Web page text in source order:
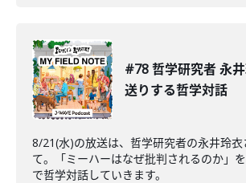
#78 哲学研究者 永
送りする哲学対話
8/21(水)の放送は、哲学研究者の永井玲
て。「ミーハーはなぜ批判されるのか」
で哲学対話していきます。